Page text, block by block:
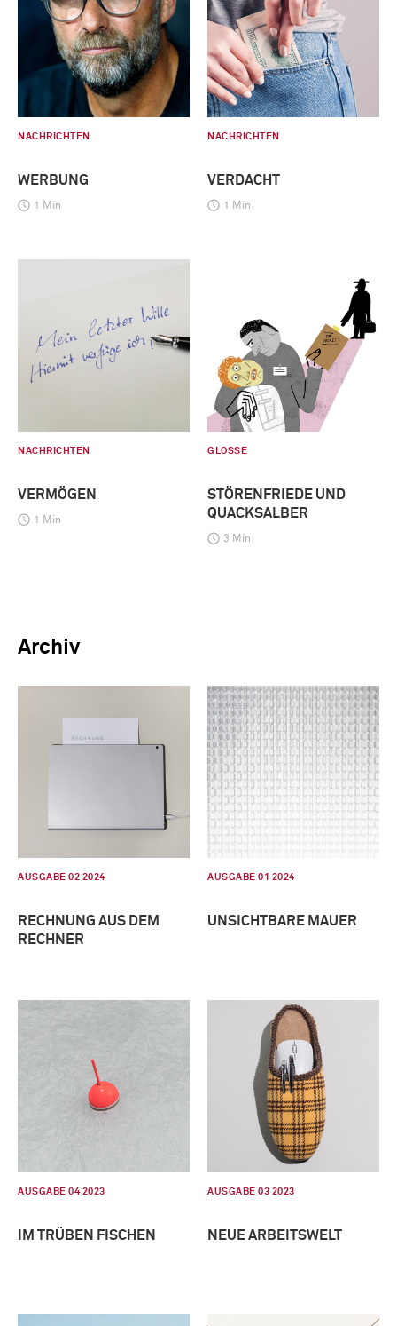
NACHRICHTEN
WERBUNG
1 Min
NACHRICHTEN
VERDACHT
1 Min
NACHRICHTEN
VERMÖGEN
1 Min
GLOSSE
STÖRENFRIEDE UND
QUACKSALBER
3 Min
Archiv
AUSGABE 02 2024
RECHNUNG AUS DEM
RECHNER
AUSGABE 01 2024
UNSICHTBARE MAUER
AUSGABE 04 2023
IM TRÜBEN FISCHEN
AUSGABE 03 2023
NEUE ARBEITSWELT